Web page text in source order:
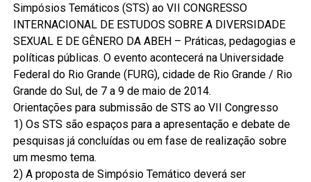
Simpósios Temáticos (STS) ao VII CONGRESSO
INTERNACIONAL DE ESTUDOS SOBRE A DIVERSIDADE
SEXUAL E DE GÊNERO DA ABEH – Práticas, pedagogias e
políticas públicas. O evento acontecerá na Universidade
Federal do Rio Grande (FURG), cidade de Rio Grande / Rio
Grande do Sul, de 7 a 9 de maio de 2014.
Orientações para submissão de STS ao VII Congresso
1) Os STS são espaços para a apresentação e debate de
pesquisas já concluídas ou em fase de realização sobre
um mesmo tema.
2) A proposta de Simpósio Temático deverá ser